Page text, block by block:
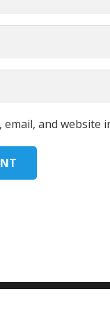
email, and